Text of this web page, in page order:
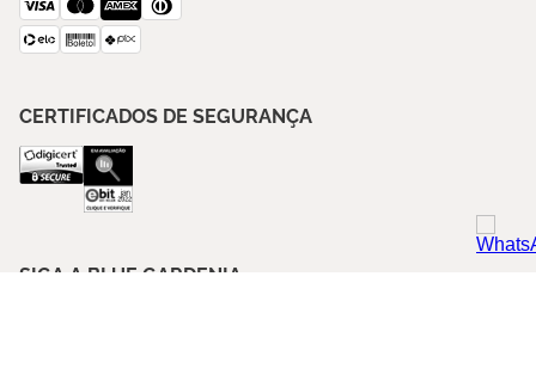
CERTIFICADOS DE SEGURANÇA
SIGA A BLUE GARDENIA